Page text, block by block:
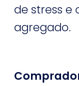
de stress e
agregado.